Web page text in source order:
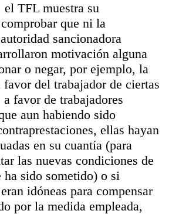
el TFL muestra su
que ni la
sancionadora
motivación alguna
o negar, por ejemplo, la
favor del trabajador de ciertas
favor de trabajadores
aun habiendo sido
ellas hayan
en su cuantía (para
las nuevas condiciones de
ha sido sometido) o si
idóneas para compensar
por la medida empleada,